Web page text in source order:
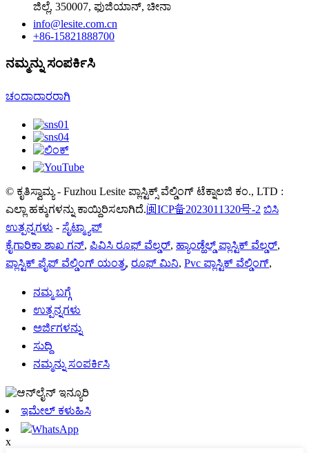
ಜಿಲ್ಲೆ, 350007, ಫುಜಿಯಾನ್, ಚೀನಾ
info@lesite.com.cn
+86-15821888700
ನಮ್ಮನ್ನು ಸಂಪರ್ಕಿಸಿ
ಚಂದಾದಾರರಾಗಿ
© ಕೃತಿಸ್ವಾಮ್ಯ - Fuzhou Lesite ಪ್ಲಾಸ್ಟಿಕ್ಸ್ ವೆಲ್ಡಿಂಗ್ ಟೆಕ್ನಾಲಜಿ ಕಂ., LTD :
ಎಲ್ಲಾ ಹಕ್ಕುಗಳನ್ನು ಕಾಯ್ದಿರಿಸಲಾಗಿದೆ.闽ICP备2023011320号-2 ಬಿಸಿ
ಉತ್ಪನ್ನಗಳು - ಸೈಟ್ಮ್ಯಾಪ್
ಕೈಗಾರಿಕಾ ಶಾಖ ಗನ್, ಪಿವಿಸಿ ರೂಫ್ ವೆಲ್ಡರ್, ಹ್ಯಾಂಡ್ಹೆಲ್ಡ್ ಪ್ಲಾಸ್ಟಿಕ್ ವೆಲ್ಡರ್,
ಪ್ಲಾಸ್ಟಿಕ್ ಪೈಪ್ ವೆಲ್ಡಿಂಗ್ ಯಂತ್ರ, ರೂಫ್ ಮಿನಿ, Pvc ಪ್ಲಾಸ್ಟಿಕ್ ವೆಲ್ಡಿಂಗ್,
ನಮ್ಮ ಬಗ್ಗೆ
ಉತ್ಪನ್ನಗಳು
ಅರ್ಜಿಗಳನ್ನು
ಸುದ್ದಿ
ನಮ್ಮನ್ನು ಸಂಪರ್ಕಿಸಿ
ಇಮೇಲ್ ಕಳುಹಿಸಿ
WhatsApp
x